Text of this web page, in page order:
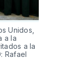
Unidos,
a la
a la
Rafael